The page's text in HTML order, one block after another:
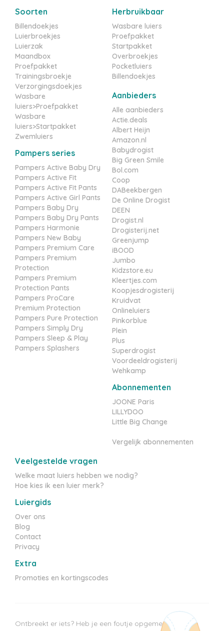
Soorten
Billendoekjes
Luierbroekjes
Luierzak
Maandbox
Proefpakket
Trainingsbroekje
Verzorgingsdoekjes
Wasbare
luiers>Proefpakket
Wasbare
luiers>Startpakket
Zwemluiers
Pampers series
Pampers Active Baby Dry
Pampers Active Fit
Pampers Active Fit Pants
Pampers Active Girl Pants
Pampers Baby Dry
Pampers Baby Dry Pants
Pampers Harmonie
Pampers New Baby
Pampers Premium Care
Pampers Premium
Protection
Pampers Premium
Protection Pants
Pampers ProCare
Premium Protection
Pampers Pure Protection
Pampers Simply Dry
Pampers Sleep & Play
Pampers Splashers
Herbruikbaar
Wasbare luiers
Proefpakket
Startpakket
Overbroekjes
Pocketluiers
Billendoekjes
Aanbieders
Alle aanbieders
Actie.deals
Albert Heijn
Amazon.nl
Babydrogist
Big Green Smile
Bol.com
Coop
DABeekbergen
De Online Drogist
DEEN
Drogist.nl
Drogisterij.net
Greenjump
iBOOD
Jumbo
Kidzstore.eu
Kleertjes.com
Koopjesdrogisterij
Kruidvat
Onlineluiers
Pinkorblue
Plein
Plus
Superdrogist
Voordeeldrogisterij
Wehkamp
Abonnementen
JOONE Paris
LILLYDOO
Little Big Change
Vergelijk abonnementen
Veelgestelde vragen
Welke maat luiers hebben we nodig?
Hoe kies ik een luier merk?
Luiergids
Over ons
Blog
Contact
Privacy
Extra
Promoties en kortingscodes
Ontbreekt er iets? Heb je een foutje opgemerkt? Heb je